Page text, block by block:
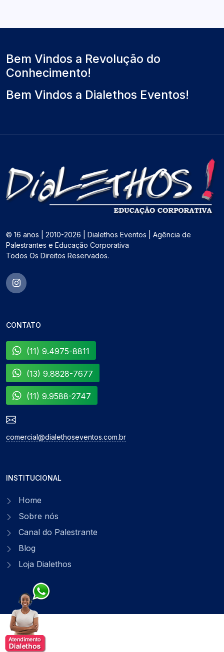
l
m
o
Bem Vindos a Revolução do
Conhecimento!
Bem Vindos a Dialethos Eventos!
© 16 anos | 2010-2026 | Dialethos Eventos | Agência de
Palestrantes e Educação Corporativa
Todos Os Direitos Reservados.
CONTATO
(11) 9.4975-8811
(13) 9.8828-7677
(11) 9.9588-2747
comercial@dialethoseventos.com.br
INSTITUCIONAL
Home
Sobre nós
Canal do Palestrante
Blog
Loja Dialethos